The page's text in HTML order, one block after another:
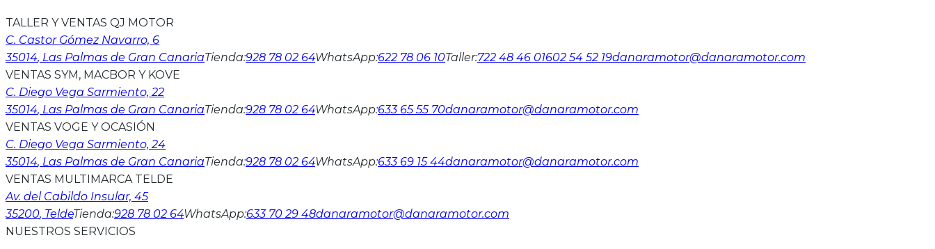
TALLER Y VENTAS QJ MOTOR
C. Castor Gómez Navarro, 6
35014, Las Palmas de Gran CanariaTienda:928 78 02 64WhatsApp:622 78 06 10Taller:722 48 46 01602 54 52 19danaramotor@danaramotor.com
VENTAS SYM, MACBOR Y KOVE
C. Diego Vega Sarmiento, 22
35014, Las Palmas de Gran CanariaTienda:928 78 02 64WhatsApp:633 65 55 70danaramotor@danaramotor.com
VENTAS VOGE Y OCASIÓN
C. Diego Vega Sarmiento, 24
35014, Las Palmas de Gran CanariaTienda:928 78 02 64WhatsApp:633 69 15 44danaramotor@danaramotor.com
VENTAS MULTIMARCA TELDE
Av. del Cabildo Insular, 45
35200, TeldeTienda:928 78 02 64WhatsApp:633 70 29 48danaramotor@danaramotor.com
NUESTROS SERVICIOS